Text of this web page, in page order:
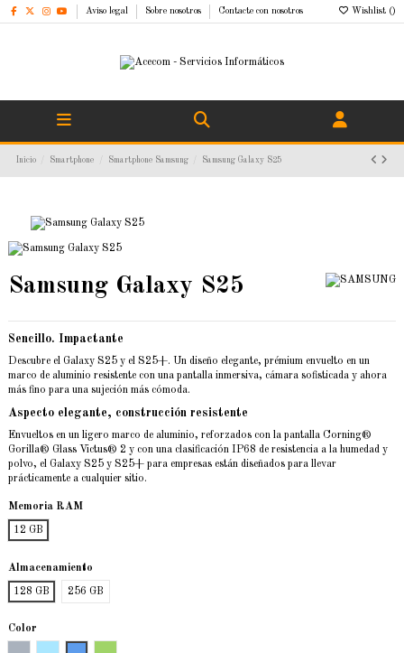
Aviso legal Sobre nosotros Contacte con nosotros Wishlist ( )
Inicio Smartphone Smartphone Samsung Samsung Galaxy S25
Samsung Galaxy S25
Sencillo. Impactante
Descubre el Galaxy S25 y el S25+. Un diseño elegante, prémium envuelto en un
marco de aluminio resistente con una pantalla inmersiva, cámara sofisticada y ahora
más fino para una sujeción más cómoda.
Aspecto elegante, construcción resistente
Envueltos en un ligero marco de aluminio, reforzados con la pantalla Corning®
Gorilla® Glass Victus® 2 y con una clasificación IP68 de resistencia a la humedad y
polvo, el Galaxy S25 y S25+ para empresas están diseñados para llevar
prácticamente a cualquier sitio.
Memoria RAM
12 GB
Almacenamiento
128 GB 256 GB
Color